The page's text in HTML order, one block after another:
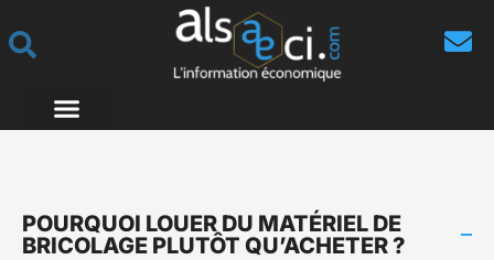
POURQUOI LOUER DU MATÉRIEL DE
BRICOLAGE PLUTÔT QU’ACHETER ?